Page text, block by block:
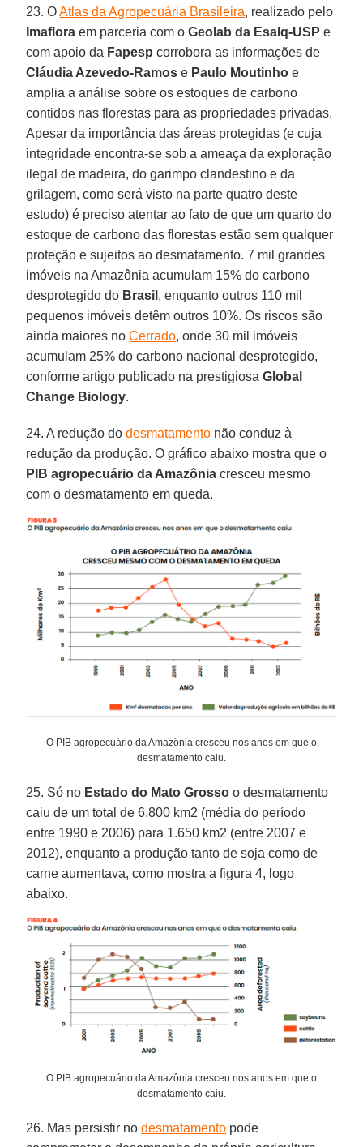
23. OAtlas da Agropecuária Brasileira, realizado pelo
Imaflora em parceria com oGeolab da Esalq-USP e
com apoio da Fapesp corrobora as informações de
Cláudia Azevedo-Ramos e Paulo Moutinho e
amplia a análise sobre os estoques de carbono
contidos nas florestas para as propriedades privadas.
Apesar da importância das áreas protegidas (e cuja
integridade encontra-se sob a ameaça da exploração
ilegal de madeira, do garimpo clandestino e da
grilagem, como será visto na parte quatro deste
estudo) é preciso atentar ao fato de que um quarto do
estoque de carbono das florestas estão sem qualquer
proteção e sujeitos ao desmatamento. 7 mil grandes
imóveis na Amazônia acumulam 15% do carbono
desprotegido do Brasil , enquanto outros 110 mil
pequenos imóveis detêm outros 10%. Os riscos são
ainda maiores noCerrado, onde 30 mil imóveis
acumulam 25% do carbono nacional desprotegido,
conforme artigo publicado na prestigiosa Global
Change Biology.
24. A redução dodesmatamento não conduz à
redução da produção. O gráfico abaixo mostra que o
PIB agropecuário da Amazônia cresceu mesmo
com o desmatamento em queda.
O PIB agropecuário da Amazônia cresceu nos anos em que o
desmatamento caiu.
25. Só no Estado do Mato Grosso o desmatamento
caiu de um total de 6.800 km2 (média do período
entre 1990 e 2006) para 1.650 km2 (entre 2007 e
2012), enquanto a produção tanto de soja como de
carne aumentava, como mostra a figura 4, logo
abaixo.
O PIB agropecuário da Amazônia cresceu nos anos em que o
desmatamento caiu.
26. Mas persistir nodesmatamento pode